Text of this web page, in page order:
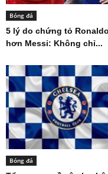
Bóng đá
5 lý do chứng tỏ
hơn Messi: Không chỉ...
Bóng đá